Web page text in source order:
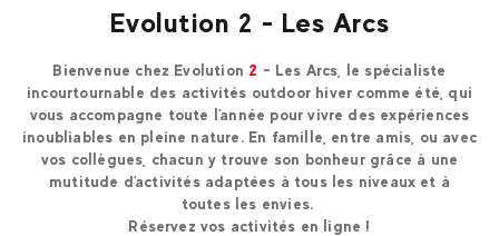
Evolution 2 - Les Arcs
Bienvenue chez Evolution 2 - Les Arcs, le spécialiste
incourtournable des activités outdoor hiver comme été, qui
vous accompagne toute l'année pour vivre des expériences
inoubliables en pleine nature. En famille, entre amis, ou avec
vos collègues, chacun y trouve son bonheur grâce à une
mutitude d'activités adaptées à tous les niveaux et à
toutes les envies.
Réservez vos activités en ligne !